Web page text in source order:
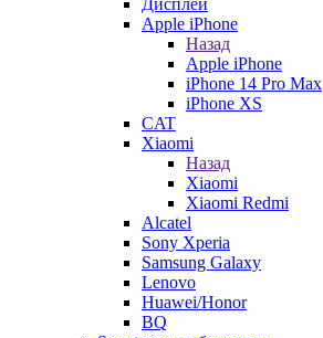
Дисплеи
Apple iPhone
Назад
Apple iPhone
iPhone 14 Pro Max
iPhone XS
CAT
Xiaomi
Назад
Xiaomi
Xiaomi Redmi
Alcatel
Sony Xperia
Samsung Galaxy
Lenovo
Huawei/Honor
BQ